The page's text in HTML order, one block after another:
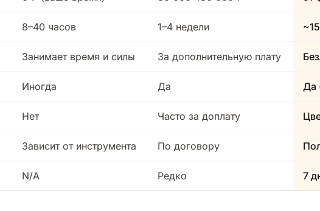
8–40 часов 1–4 недели
Занимает время и силы За дополнительную плату
Иногда Да Да
Нет Часто за доплату
Зависит от инструмента По договору
N/A Редко 7